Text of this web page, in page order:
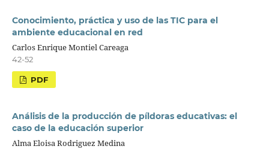
Conocimiento, práctica y uso de las TIC para el
ambiente educacional en red
Carlos Enrique Montiel Careaga
42-52
PDF
Análisis de la producción de píldoras educativas: el
caso de la educación superior
Alma Eloisa Rodriguez Medina